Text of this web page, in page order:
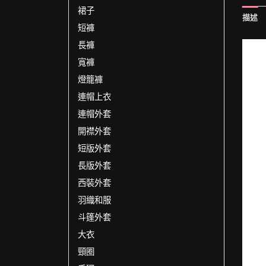
裙子
短褲
長褲
寬褲
燈籠褲
連帽上衣
連帽外套
開襟外套
短版外套
長版外套
西裝外套
羽織和服
斗篷外套
大衣
頸圈
描述